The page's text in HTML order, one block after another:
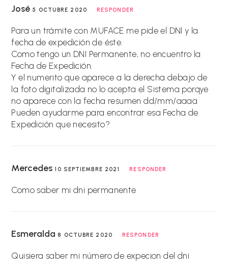
José 5 OCTUBRE 2020 RESPONDER
Para un trámite con MUFACE me pide el DNI y la
fecha de expedición de éste.
Como tengo un DNI Permanente, no encuentro la
Fecha de Expedición.
Y el numerito que aparece a la derecha debajo de
la foto digitalizada no lo acepta el Sistema porqye
no aparece con la fecha resumen dd/mm/aaaa
Pueden ayudarme para encontrar esa Fecha de
Expedición que necesito?
Mercedes 10 SEPTIEMBRE 2021 RESPONDER
Como saber mi dni permanente
Esmeralda 8 OCTUBRE 2020 RESPONDER
Quisiera saber mi número de expecion del dni